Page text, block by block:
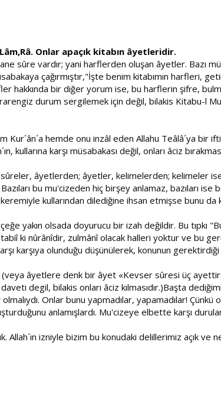
Onlar apaçık kitabın âyetleridir.
sûre vardır; yani harflerden oluşan âyetler. Bazı
çağırmıştır,"İşte benim kitabımın harfleri,
hakkında bir diğer yorum ise, bu harflerin şifre,
durum sergilemek için değil, bilakis Kitabu-l
Kur´ân´a hemde onu inzâl eden Allahu Teâlâ´ya
karşı müsabakası değil, onları âciz
âyetlerden; âyetler, kelimelerden; kelimeler
bu mu'cizeden hiç birşey anlamaz, bazıları
kullarından dilediğine ihsan etmişse bunu da
yakın olsada doyurucu bir izah değildir. Bu tıpkı
ki nûrânîdir, zulmânî olacak halleri yoktur ve bu
karşıya olunduğu düşünülerek, konunun
âyetlere denk bir âyet «Kevser sûresi üç
degil, bilakis onları âciz kılmasıdır.)Başta
Onlar bunu yapmadılar, yapamadılar! Çünkü
anlamışlardı. Mu'cizeye elbette karşı
Allah´ın izniyle bizim bu konudaki delillerimiz açık ve